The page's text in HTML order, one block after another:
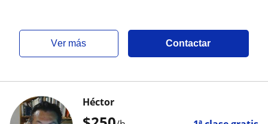
ver más Contactar
Héctor